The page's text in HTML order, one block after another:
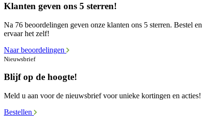
Klanten geven ons 5 sterren!
Na 76 beoordelingen geven onze klanten ons 5 sterren. Bestel en
ervaar het zelf!
Naar beoordelingen
Nieuwsbrief
Blijf op de hoogte!
Meld u aan voor de nieuwsbrief voor unieke kortingen en acties!
Bestellen